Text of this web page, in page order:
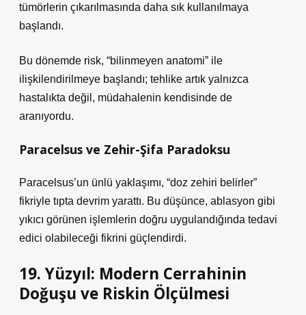
tümörlerin çıkarılmasında daha sık kullanılmaya
başlandı.
Bu dönemde risk, “bilinmeyen anatomi” ile
ilişkilendirilmeye başlandı; tehlike artık yalnızca
hastalıkta değil, müdahalenin kendisinde de
aranıyordu.
Paracelsus ve Zehir-Şifa Paradoksu
Paracelsus’un ünlü yaklaşımı, “doz zehiri belirler”
fikriyle tıpta devrim yarattı. Bu düşünce, ablasyon gibi
yıkıcı görünen işlemlerin doğru uygulandığında tedavi
edici olabileceği fikrini güçlendirdi.
19. Yüzyıl: Modern Cerrahinin
Doğuşu ve Riskin Ölçülmesi